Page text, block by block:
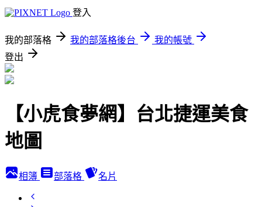
登入
我的部落格 我的部落格後台
我的帳號
登出
【小虎食夢網】台北捷運美食
地圖
相簿 部落格 名片